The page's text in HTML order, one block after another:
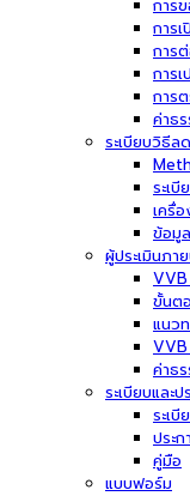
การ
การ
การ
การ
การ
ค่าธ
ระเบียบวิธีล
ระเ
เครื่
ข้อมู
ผู้ประเมินภ
VVB
ขั้นต
แนว
VVB
ค่าธ
ระเบียบและป
ระเบี
ประก
คู่มือ
แบบฟอร์ม